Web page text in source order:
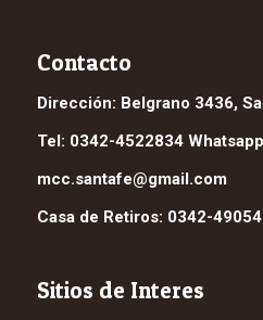
Contacto
Dirección: Belgrano 3436,
Tel: 0342-4522834
mcc.santafe@gmail.com
Casa de Retiros: 0342-
Sitios de Interes